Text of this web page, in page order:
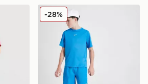
Terry Ragazza Junior
Nike Pantaloncino Woven
-28%